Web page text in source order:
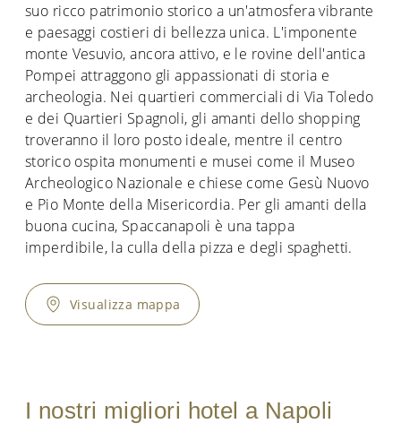
suo ricco patrimonio storico a un'atmosfera vibrante
e paesaggi costieri di bellezza unica. L'imponente
monte Vesuvio, ancora attivo, e le rovine dell'antica
Pompei attraggono gli appassionati di storia e
archeologia. Nei quartieri commerciali di Via Toledo
e dei Quartieri Spagnoli, gli amanti dello shopping
troveranno il loro posto ideale, mentre il centro
storico ospita monumenti e musei come il Museo
Archeologico Nazionale e chiese come Gesù Nuovo
e Pio Monte della Misericordia. Per gli amanti della
buona cucina, Spaccanapoli è una tappa
imperdibile, la culla della pizza e degli spaghetti.
Visualizza mappa
I nostri migliori hotel a Napoli